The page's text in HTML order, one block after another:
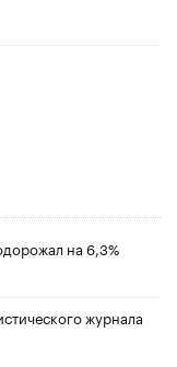
на 6,3%
журнала